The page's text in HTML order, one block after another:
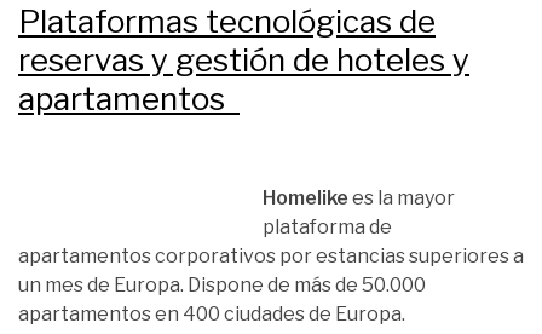
Plataformas tecnológicas de
reservas y gestión de hoteles y
apartamentos
Homelike es la mayor
plataforma de
apartamentos corporativos por estancias superiores a
un mes de Europa. Dispone de más de 50.000
apartamentos en 400 ciudades de Europa.